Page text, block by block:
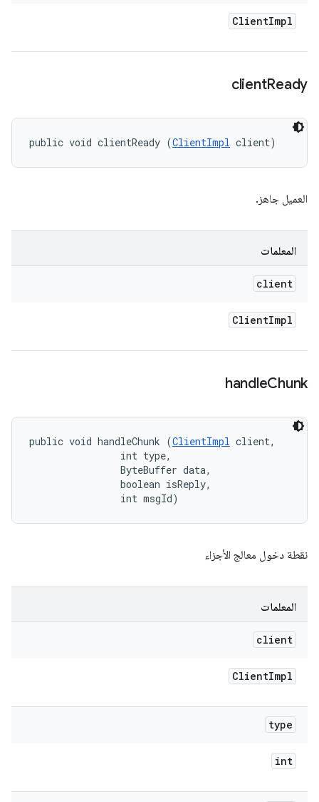
ClientImpl
clientReady
public void clientReady (ClientImpl client)
العميل جاهز.
المعلمات
client
ClientImpl
handleChunk
public void handleChunk (ClientImpl client,
                int type,
                ByteBuffer data,
                boolean isReply,
                int msgId)
نقطة دخول معالج الأجزاء
المعلمات
client
ClientImpl
type
int